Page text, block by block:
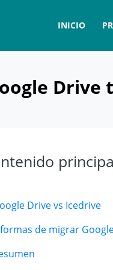
INICIO
Drive
Drive vs Icedrive
de migrar